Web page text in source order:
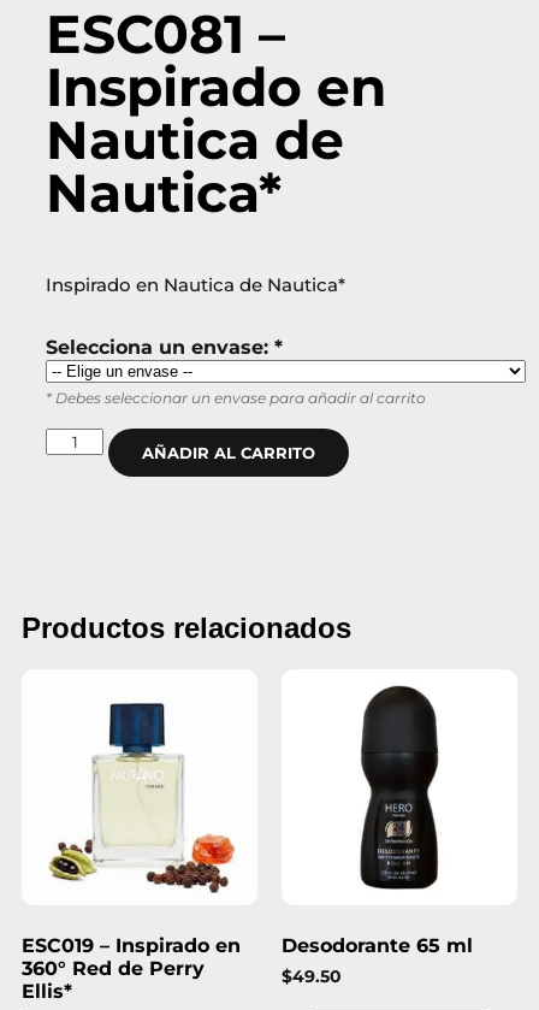
ESC081 –
Inspirado en
Nautica de
Nautica*
Inspirado en Nautica de Nautica*
Selecciona un envase: *
* Debes seleccionar un envase para añadir al carrito
AÑADIR AL CARRITO
Productos relacionados
ESC019 – Inspirado en
360° Red de Perry
Ellis*
Desodorante 65 ml
$49.50